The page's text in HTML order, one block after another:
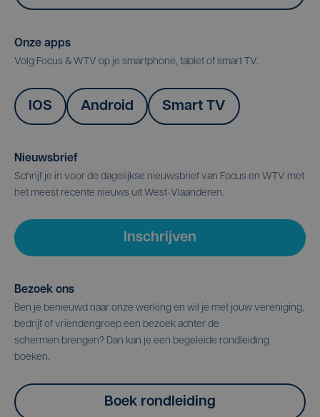
Onze apps
Volg Focus & WTV op je smartphone, tablet of smart TV.
IOS Android Smart TV
Nieuwsbrief
Schrijf je in voor de dagelijkse nieuwsbrief van Focus en WTV met
het meest recente nieuws uit West-Vlaanderen.
Inschrijven
Bezoek ons
Ben je benieuwd naar onze werking en wil je met jouw vereniging,
bedrijf of vriendengroep een bezoek achter de
schermen brengen? Dan kan je een begeleide rondleiding
boeken.
Boek rondleiding